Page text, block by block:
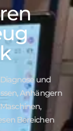
und
Anhängern
Bereichen